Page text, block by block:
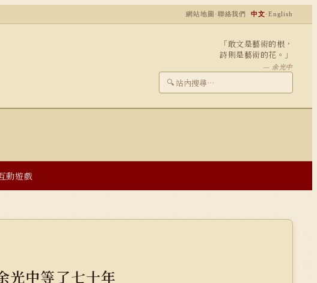
網站地圖 ·聯絡我們 中文·English
「敢文是藝術的根，
詩則是藝術的花。」
— 余光中
🔍
動遊戲
光中等了七十年